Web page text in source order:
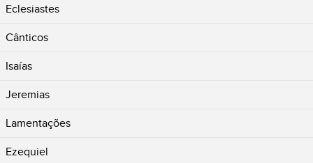
Eclesiastes
Cânticos
Isaías
Jeremias
Lamentações
Ezequiel